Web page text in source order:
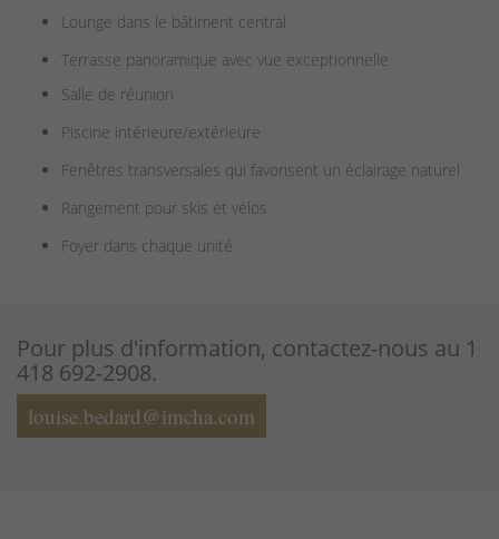
Lounge dans le bâtiment central
Terrasse panoramique avec vue exceptionnelle
Salle de réunion
Piscine intérieure/extérieure
Fenêtres transversales qui favorisent un éclairage naturel
Rangement pour skis et vélos
Foyer dans chaque unité
Pour plus d'information, contactez-nous au 1
418 692-2908.
louise.bedard@imcha.com